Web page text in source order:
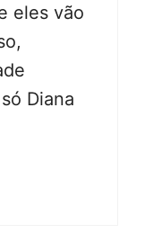
eles vão
Diana